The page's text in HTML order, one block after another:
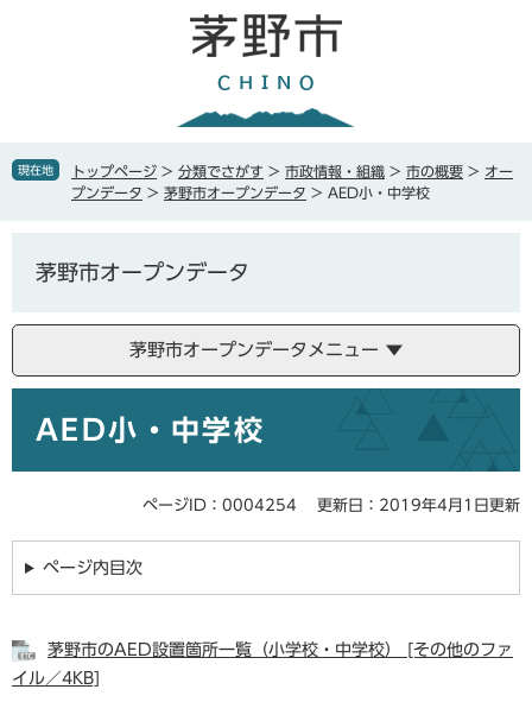
で
ば現在地 トップページ > 分類でさがす > 市政情報・組織 > 市の概要 > オー
プンデータ > 茅野市オープンデータ > AED小・中学校
茅野市オープンデータ
茅野市オープンデータメニュー
AED小・中学校
ページID：0004254 更新日：2019年4月1日更新
ページ内目次
茅野市のAED設置箇所一覧（小学校・中学校） [その他のファ
イル／4KB]